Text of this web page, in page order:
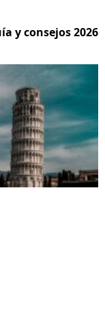
y consejos 2026